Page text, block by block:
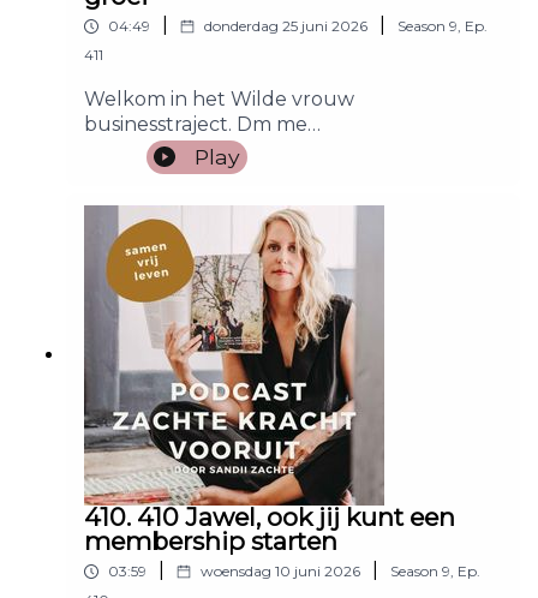
04:49 donderdag 25 juni 2026 Season 9, Ep.
411
Welkom in het Wilde vrouw
businesstraject. Dm me
BUSINESSTRAJECT op @sandiizachte op
Instagram.En meld je GRATIS aan voor De
verdubbelaar!
Play
410. 410 Jawel, ook jij kunt een
membership starten
03:59 woensdag 10 juni 2026 Season 9, Ep.